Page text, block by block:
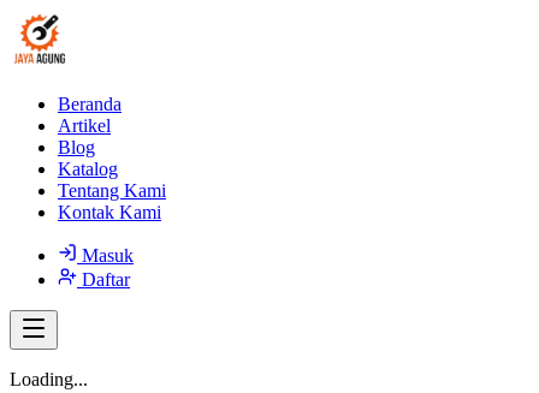
Beranda
Artikel
Blog
Katalog
Tentang Kami
Kontak Kami
Masuk
Daftar
Loading...